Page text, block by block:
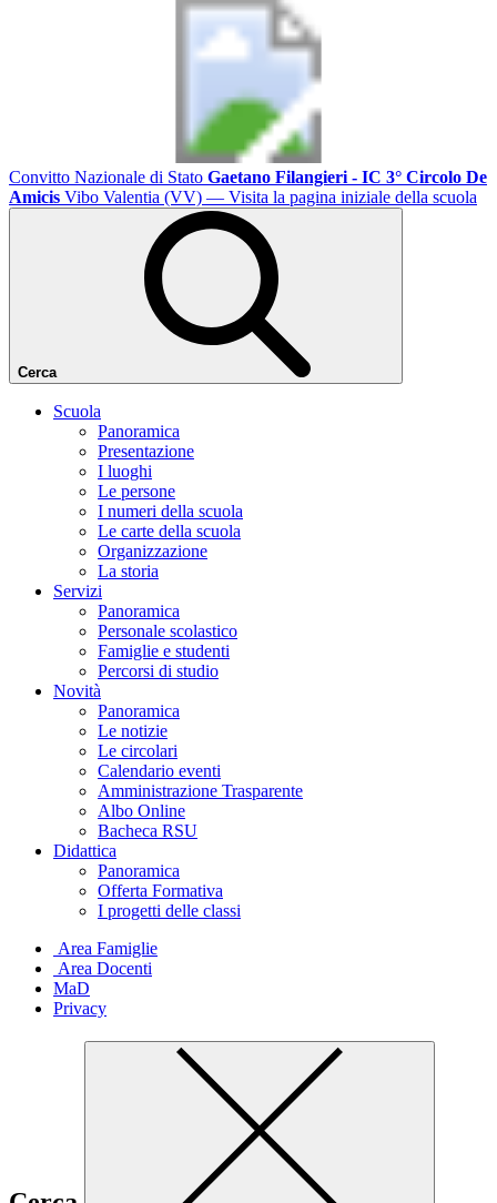
Convitto Nazionale di Stato Gaetano Filangieri - IC 3° Circolo De
Amicis Vibo Valentia (VV) — Visita la pagina iniziale della scuola
Cerca
Scuola
Panoramica
Presentazione
I luoghi
Le persone
I numeri della scuola
Le carte della scuola
Organizzazione
La storia
Servizi
Panoramica
Personale scolastico
Famiglie e studenti
Percorsi di studio
Novità
Panoramica
Le notizie
Le circolari
Calendario eventi
Amministrazione Trasparente
Albo Online
Bacheca RSU
Didattica
Panoramica
Offerta Formativa
I progetti delle classi
Area Famiglie
Area Docenti
MaD
Privacy